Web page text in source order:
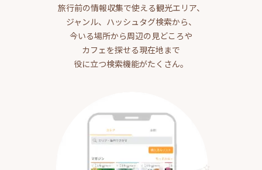
旅行前の情報収集で使える観光エリア、
ジャンル、ハッシュタグ検索から、
今いる場所から周辺の見どころや
カフェを探せる現在地まで
役に立つ検索機能がたくさん。